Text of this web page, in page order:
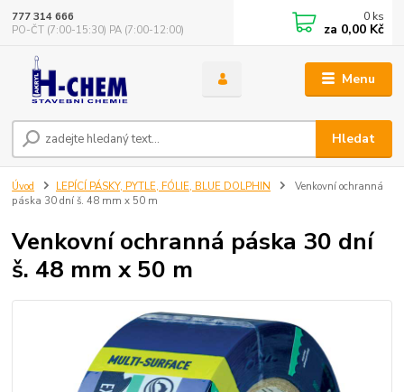
Menu
Hledat
777 314 666
PO-ČT (7:00-15:30) PA (7:00-12:00)
0 ks
za 0,00 Kč
Úvod LEPÍCÍ PÁSKY, PYTLE, FÓLIE, BLUE DOLPHIN
Venkovní ochranná
páska 30 dní š. 48 mm x 50 m
Venkovní ochranná páska 30 dní
š. 48 mm x 50 m